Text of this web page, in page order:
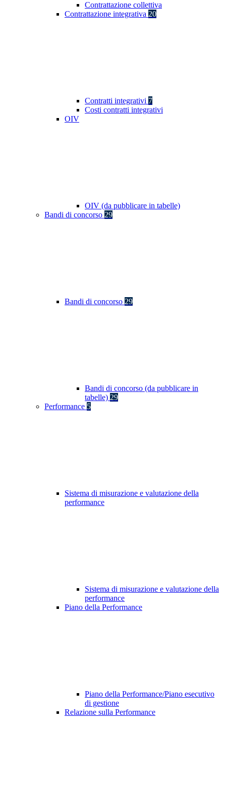
Contrattazione collettiva
Contrattazione integrativa 20
Contratti integrativi 7
Costi contratti integrativi
OIV
OIV (da pubblicare in tabelle)
Bandi di concorso 29
Bandi di concorso 29
Bandi di concorso (da pubblicare in
tabelle) 29
Performance 5
Sistema di misurazione e valutazione della
performance
Sistema di misurazione e valutazione della
performance
Piano della Performance
Piano della Performance/Piano esecutivo
di gestione
Relazione sulla Performance